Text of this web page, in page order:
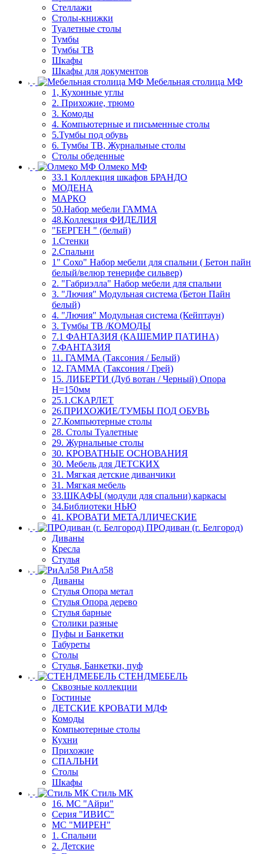
Стеллажи
Столы-книжки
Туалетные столы
Тумбы
Тумбы ТВ
Шкафы
Шкафы для документов
Мебельная столица МФ
1, Кухонные углы
2. Прихожие, трюмо
3. Комоды
4. Компьютерные и письменные столы
5.Тумбы под обувь
6. Тумбы ТВ, Журнальные столы
Столы обеденные
Олмеко МФ
33.1 Коллекция шкафов БРАНДО
МОДЕНА
МАРКО
50.Набор мебели ГАММА
48.Коллекция ФИДЕЛИЯ
"БЕРГЕН " (белый)
1.Стенки
2.Спальни
1" Сохо" Набор мебели для спальни ( Бетон пайн
белый/велюр тенерифе сильвер)
2. "Габриэлла" Набор мебели для спальни
3. "Лючия" Модульная система (Бетон Пайн
белый)
4. "Лючия" Модульная система (Кейптаун)
3. Тумбы ТВ /КОМОДЫ
7.1 ФАНТАЗИЯ (КАШЕМИР ПАТИНА)
7.ФАНТАЗИЯ
11. ГАММА (Таксония / Белый)
12. ГАММА (Таксония / Грей)
15. ЛИБЕРТИ (Дуб вотан / Черный) Опора
Н=150мм
25.1.СКАРЛЕТ
26.ПРИХОЖИЕ/ТУМБЫ ПОД ОБУВЬ
27.Компьютерные столы
28. Столы Туалетные
29. Журнальные столы
30. КРОВАТНЫЕ ОСНОВАНИЯ
30. Мебель для ДЕТСКИХ
31. Мягкая детские диванчики
31. Мягкая мебель
33.ШКАФЫ (модули для спальни) каркасы
34.Библиотеки НЬЮ
41. КРОВАТИ МЕТАЛЛИЧЕСКИЕ
ПРОдиван (г. Белгород)
Диваны
Кресла
Стулья
РиАл58
Диваны
Стулья Опора метал
Стулья Опора дерево
Стулья барные
Столики разные
Пуфы и Банкетки
Табуреты
Столы
Стулья, Банкетки, пуф
СТЕНДМЕБЕЛЬ
Сквозные коллекции
Гостиные
ДЕТСКИЕ КРОВАТИ МДФ
Комоды
Компьютерные столы
Кухни
Прихожие
СПАЛЬНИ
Столы
Шкафы
Стиль МК
16. МС "Айри"
Серия "ИВИС"
МС "МИРЕН"
1. Спальни
2. Детские